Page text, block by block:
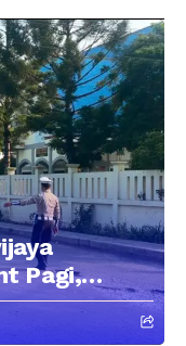
Pagi,